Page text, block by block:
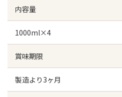
内容量
1000ml×4
賞味期限
製造より3ヶ月